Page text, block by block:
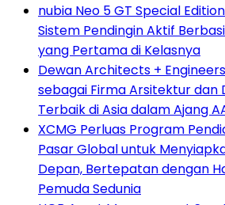
nubia Neo 5 GT Special
Sistem Pendingin Aktif
yang Pertama di Kelasnya
Dewan Architects +
sebagai Firma Arsitektur dan
Terbaik di Asia dalam Ajang
XCMG Perluas Program
Pasar Global untuk
Depan, Bertepatan dengan
Pemuda Sedunia